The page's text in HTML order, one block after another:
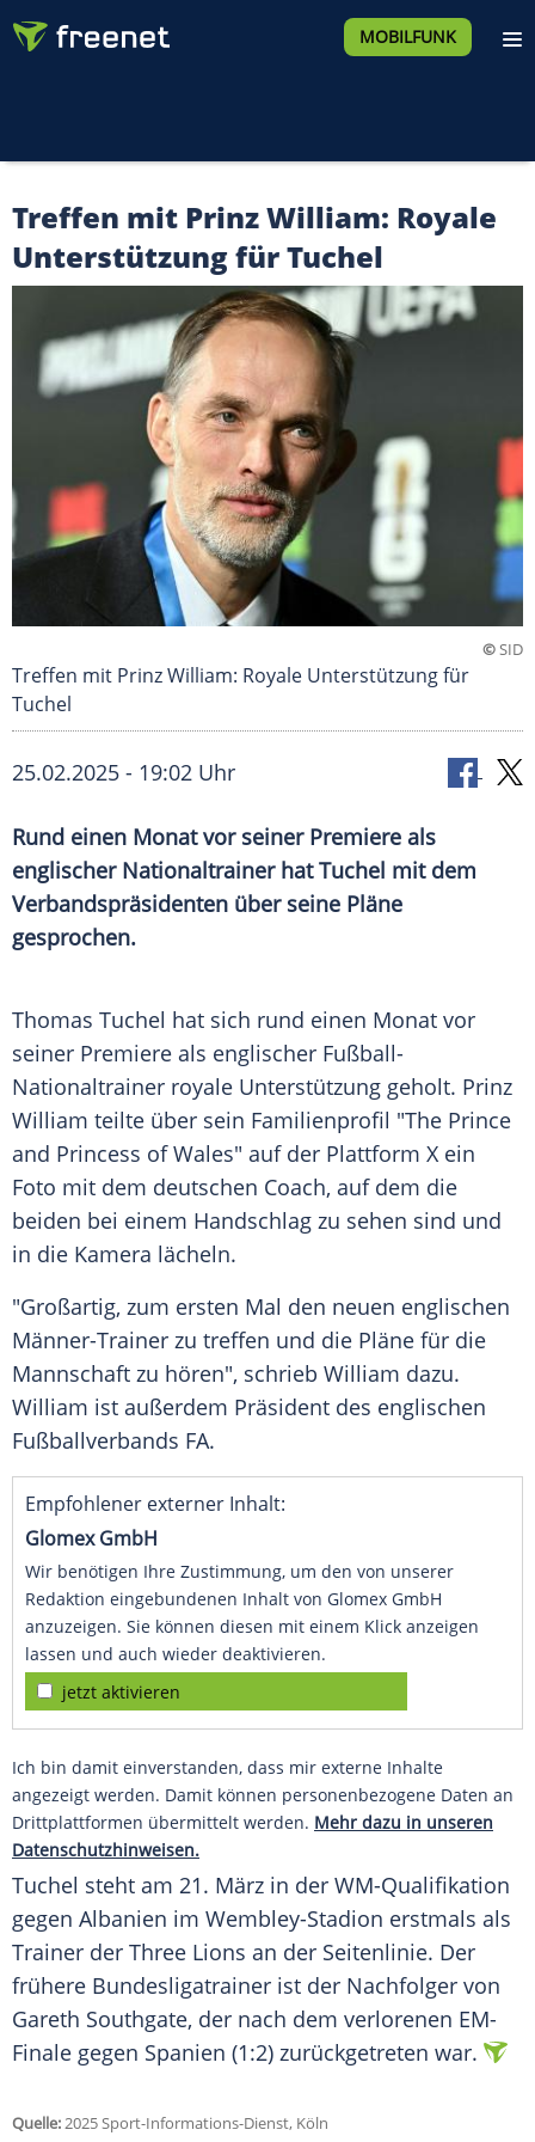
MOBILFUNK
Treffen mit Prinz William: Royale
Unterstützung für Tuchel
©SID
Treffen mit Prinz William: Royale Unterstützung für
Tuchel
25.02.2025 - 19:02 Uhr
Rund einen Monat vor seiner Premiere als
englischer Nationaltrainer hat Tuchel mit dem
Verbandspräsidenten über seine Pläne
gesprochen.
Thomas Tuchel hat sich rund einen Monat vor
seiner Premiere als englischer Fußball-
Nationaltrainer royale Unterstützung geholt. Prinz
William teilte über sein Familienprofil "The Prince
and Princess of Wales" auf der Plattform X ein
Foto mit dem deutschen Coach, auf dem die
beiden bei einem Handschlag zu sehen sind und
in die Kamera lächeln.
"Großartig, zum ersten Mal den neuen englischen
Männer-Trainer zu treffen und die Pläne für die
Mannschaft zu hören", schrieb William dazu.
William ist außerdem Präsident des englischen
Fußballverbands FA.
Empfohlener externer Inhalt:
Glomex GmbH
Wir benötigen Ihre Zustimmung, um den von unserer
Redaktion eingebundenen Inhalt von Glomex GmbH
anzuzeigen. Sie können diesen mit einem Klick anzeigen
lassen und auch wieder deaktivieren.
jetzt aktivieren
Ich bin damit einverstanden, dass mir externe Inhalte
angezeigt werden. Damit können personenbezogene Daten an
Drittplattformen übermittelt werden. Mehr dazu in unseren
Datenschutzhinweisen.
Tuchel steht am 21. März in der WM-Qualifikation
gegen Albanien im Wembley-Stadion erstmals als
Trainer der Three Lions an der Seitenlinie. Der
frühere Bundesligatrainer ist der Nachfolger von
Gareth Southgate, der nach dem verlorenen EM-
Finale gegen Spanien (1:2) zurückgetreten war.
Quelle:2025 Sport-Informations-Dienst, Köln